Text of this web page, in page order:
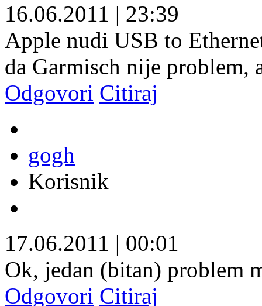
16.06.2011 | 23:39
Apple nudi USB to
da Garmisch nije
Odgovori Citiraj
gogh
Korisnik
17.06.2011 | 00:01
Ok, jedan (bitan) problem
Odgovori Citiraj